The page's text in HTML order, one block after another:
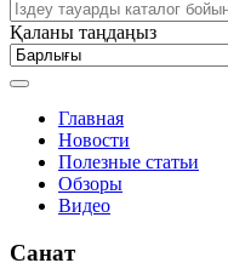
Қаланы таңдаңыз
Главная
Новости
Полезные статьи
Обзоры
Видео
Санат